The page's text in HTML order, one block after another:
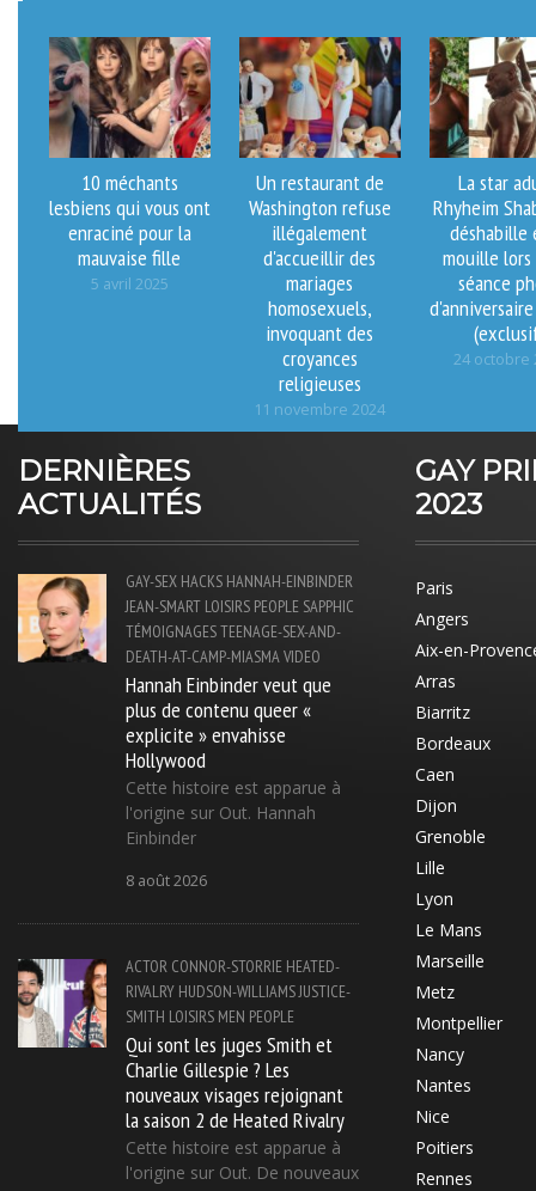
10 méchants
lesbiens qui vous ont
enraciné pour la
mauvaise fille
5 avril 2025
Un restaurant de
Washington refuse
illégalement
d'accueillir des
mariages
homosexuels,
invoquant des
croyances
religieuses
11 novembre 2024
La star
Rhyheim
déshabille
mouille
séance
24 octobre
DERNIÈRES
ACTUALITÉS
GAY-SEX HACKS HANNAH-EINBINDER
JEAN-SMART LOISIRS PEOPLE SAPPHIC
TÉMOIGNAGESTEENAGE-SEX-AND-
DEATH-AT-CAMP-MIASMAVIDEO
Hannah Einbinder veut que
plus de contenu queer «
explicite » envahisse
Hollywood
Cette histoire est apparue à
l'origine sur Out. Hannah
Einbinder
8 août 2026
ACTOR CONNOR-STORRIE HEATED-
RIVALRY HUDSON-WILLIAMSJUSTICE-
SMITH LOISIRS MEN PEOPLE
Qui sont les juges Smith et
Charlie Gillespie ? Les
nouveaux visages rejoignant
la saison 2 de Heated Rivalry
Cette histoire est apparue à
l'origine sur Out. De nouveaux
GAY
2023
Paris
Angers
Aix-en-
Arras
Biarritz
Bordeaux
Caen
Dijon
Grenoble
Lille
Lyon
Le Mans
Marseille
Metz
Montpellier
Nancy
Nantes
Nice
Poitiers
Rennes